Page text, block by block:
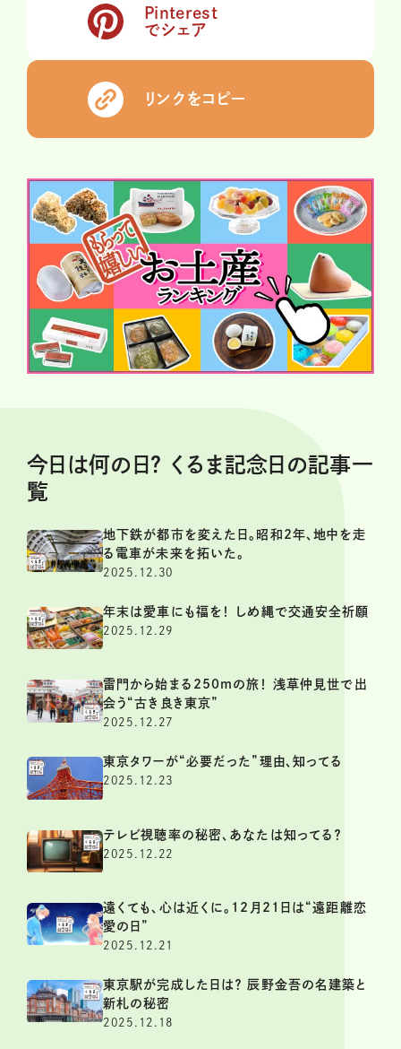
Pinterest
でシェア
リンクをコピー
今日は何の日？ くるま記念日の記事一
覧
地下鉄が都市を変えた日。昭和2年、地中を走
る電車が未来を拓いた。
2025.12.30
年末は愛車にも福を！ しめ縄で交通安全祈願
2025.12.29
雷門から始まる250mの旅！ 浅草仲見世で出
会う“古き良き東京”
2025.12.27
東京タワーが“必要だった”理由、知ってる
2025.12.23
テレビ視聴率の秘密、あなたは知ってる？
2025.12.22
遠くても、心は近くに。12月21日は“遠距離恋
愛の日”
2025.12.21
東京駅が完成した日は？ 辰野金吾の名建築と
新札の秘密
2025.12.18